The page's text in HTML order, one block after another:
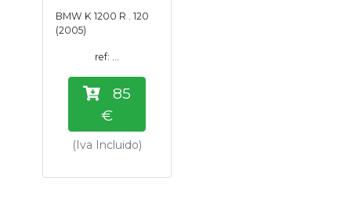
Formulario
Empresa
Contacto
BMW K 1200 R . 120
(2005)
ref: ...
85
€
(Iva Incluido)